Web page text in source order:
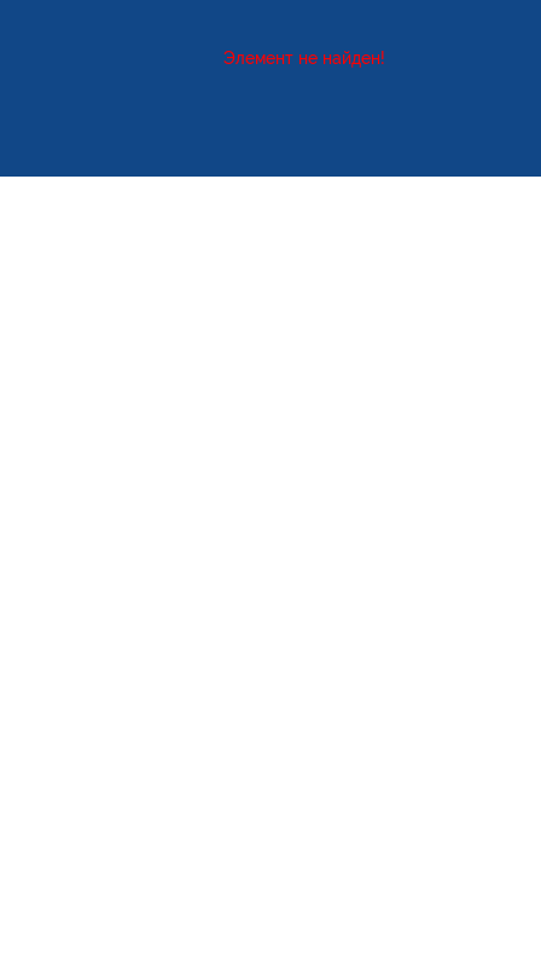
Элемент не найден!